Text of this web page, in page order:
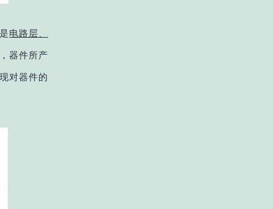
电路层、
器件所产
对器件的